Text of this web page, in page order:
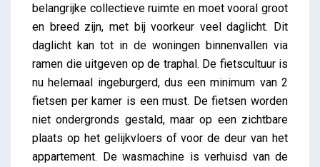
belangrijke collectieve ruimte en moet vooral groot
en breed zijn, met bij voorkeur veel daglicht. Dit
daglicht kan tot in de woningen binnenvallen via
ramen die uitgeven op de traphal. De fietscultuur is
nu helemaal ingeburgerd, dus een minimum van 2
fietsen per kamer is een must. De fietsen worden
niet ondergronds gestald, maar op een zichtbare
plaats op het gelijkvloers of voor de deur van het
appartement. De wasmachine is verhuisd van de